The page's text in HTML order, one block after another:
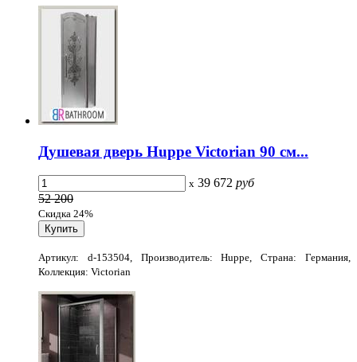
Душевая дверь Huppe Victorian 90 см...
x 39 672 руб
52 200
Скидка 24%
Артикул: d-153504, Производитель: Huppe, Страна: Германия,
Коллекция: Victorian